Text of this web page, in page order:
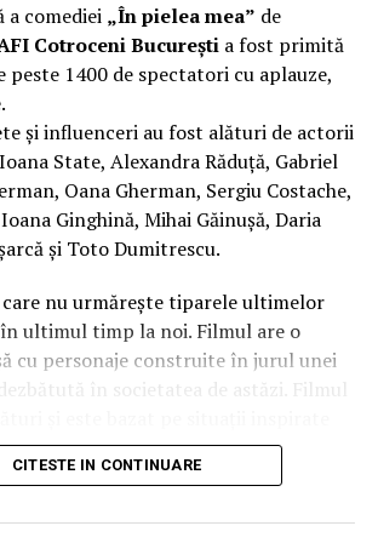
imagini de la filmări, fragmente din
partea actorilor sunt disponibile pe
ale filmului deFacebook,
.
este un film produs de: CB MOTION
MAGNETIC MEDIA PRODUCTIONS;
Adela Mara.
Iulia Cezara Roșu.
HOUSE RESIDENCE, S&I BEST
a comediei „În pielea mea” de
Cotroceni Bucureștia fost primită
peste 1400 de spectatori cu aplauze,
și influenceri au fost alături de actorii
State, Alexandra Răduță, Gabriel
Oana Gherman, Sergiu Costache,
Ginghină, Mihai Găinușă, Daria
și Toto Dumitrescu.
care nu urmărește tiparele ultimelor
ultimul timp la noi. Filmul are o
cu personaje construite în jurul unei
în societatea de astăzi. Filmul
spune regizorul Paul Decu.
o abordare amuzantă a
CITESTE IN CONTINUARE